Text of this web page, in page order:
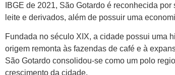
IBGE de 2021, São Gotardo é reconhecida
leite e derivados, além de possuir uma
Fundada no século XIX, a cidade possui uma
origem remonta às fazendas de café e à
São Gotardo consolidou-se como um polo
crescimento da cidade.